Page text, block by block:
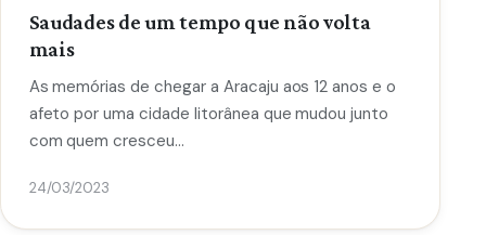
Saudades de um tempo que não volta
mais
As memórias de chegar a Aracaju aos 12 anos e o
afeto por uma cidade litorânea que mudou junto
com quem cresceu…
24/03/2023